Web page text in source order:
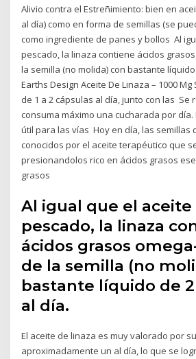
Alivio contra el Estreñimiento: bien en
al día) como en forma de semillas (se
como ingrediente de panes y bollos Al
pescado, la linaza contiene ácidos
la semilla (no molida) con bastante
Earths Design Aceite De Linaza – 1000
de 1 a 2 cápsulas al día, junto con las Se
consuma máximo una cucharada por día.
útil para las vías Hoy en día, las semillas
conocidos por el aceite terapéutico que
presionandolos rico en ácidos grasos
grasos
Al igual que el aceite
pescado, la linaza
ácidos grasos
de la semilla (no
bastante líquido de 2
al día.
El aceite de linaza es muy valorado por
aproximadamente un al día, lo que se